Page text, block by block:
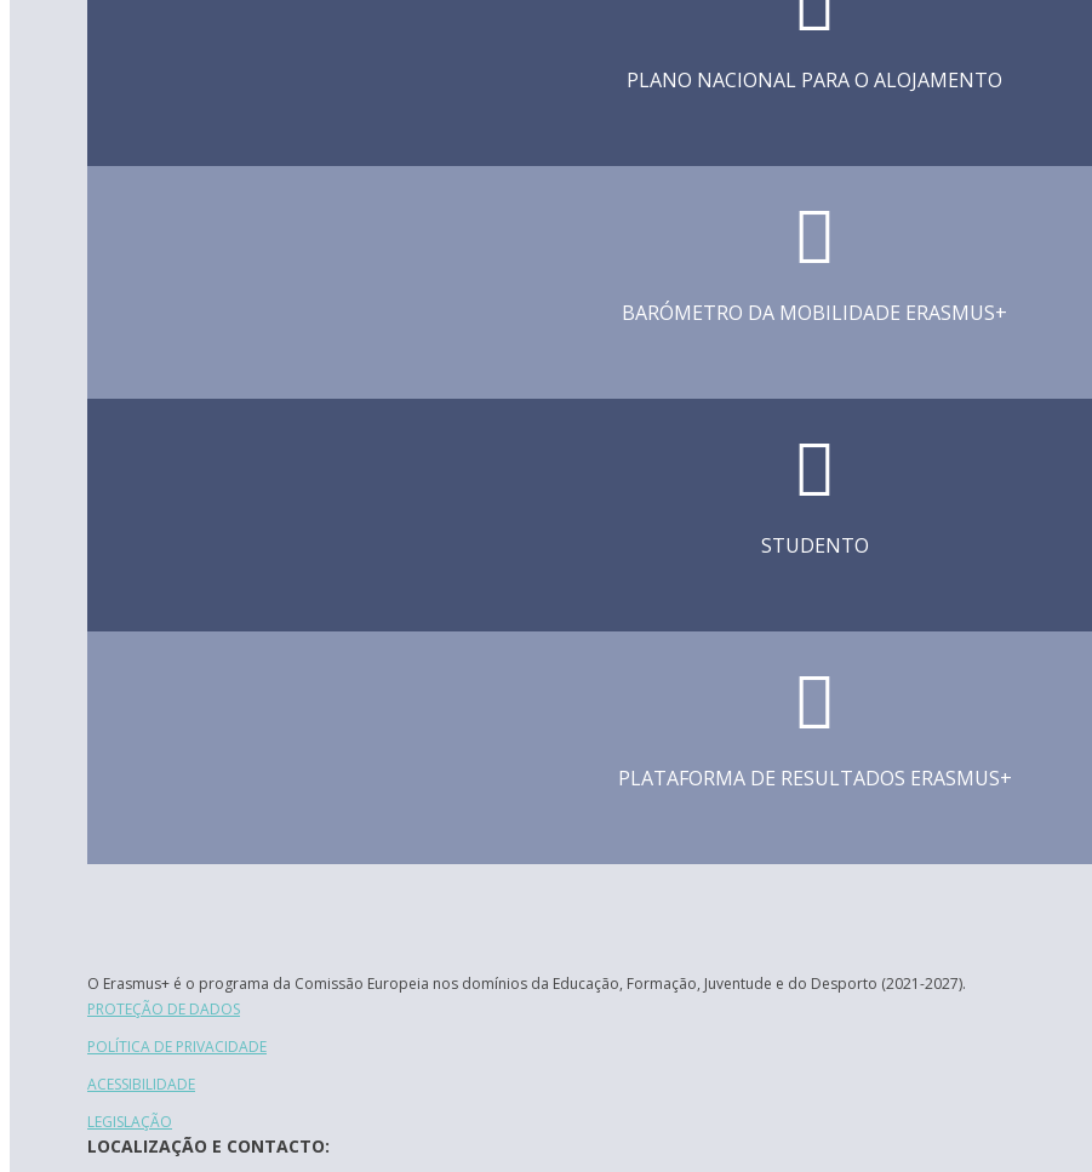
PLANO NACIONAL PARA O ALOJAMENTO
BARÓMETRO DA MOBILIDADE ERASMUS+
STUDENTO
PLATAFORMA DE RESULTADOS ERASMUS+
O Erasmus+ é o programa da Comissão Europeia nos domínios da Educação, Formação, Juventude e do Desporto (2021-2027).
PROTEÇÃO DE DADOS
POLÍTICA DE PRIVACIDADE
ACESSIBILIDADE
LEGISLAÇÃO
LOCALIZAÇÃO E CONTACTO: